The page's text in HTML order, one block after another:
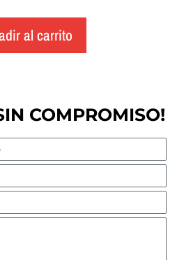
al carrito
COMPROMISO!